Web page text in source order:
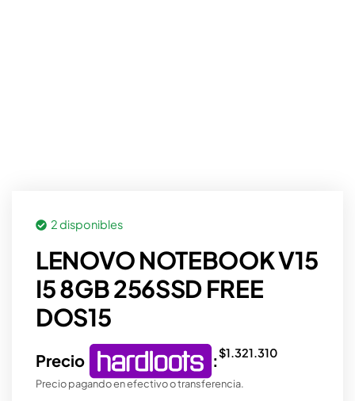
2 disponibles
LENOVO NOTEBOOK V15
I5 8GB 256SSD FREE
DOS15
Precio :$1.321.310
Precio pagando en efectivo o transferencia.